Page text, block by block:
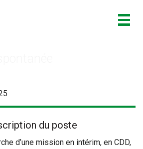
du poste
d’une mission en intérim, en CDD,